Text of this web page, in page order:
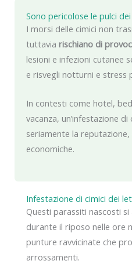
Infestazione di cimici dei
Questi parassiti nascosti
durante il riposo nelle ore
punture ravvicinate che
arrossamenti.
Sono pericolose le pulci
I morsi delle cimici non
tuttavia rischiano di
lesioni e infezioni cutanee
e risvegli notturni e stress
In contesti come hotel,
vacanza, un’infestazione
seriamente la
economiche.